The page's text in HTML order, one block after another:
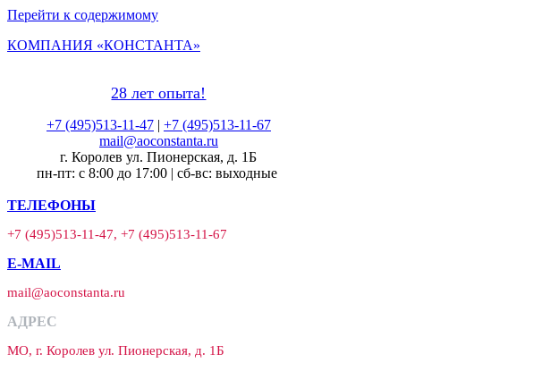
Перейти к содержимому
КОМПАНИЯ «КОНСТАНТА»
28 лет опыта!
+7 (495)513-11-47| +7 (495)513-11-67
mail@aoconstanta.ru
г. Королев ул. Пионерская, д. 1Б
пн-пт: с 8:00 до 17:00 | сб-вс: выходные
ТЕЛЕФОНЫ
+7 (495)513-11-47, +7 (495)513-11-67
E-MAIL
mail@aoconstanta.ru
АДРЕС
МО, г. Королев ул. Пионерская, д. 1Б